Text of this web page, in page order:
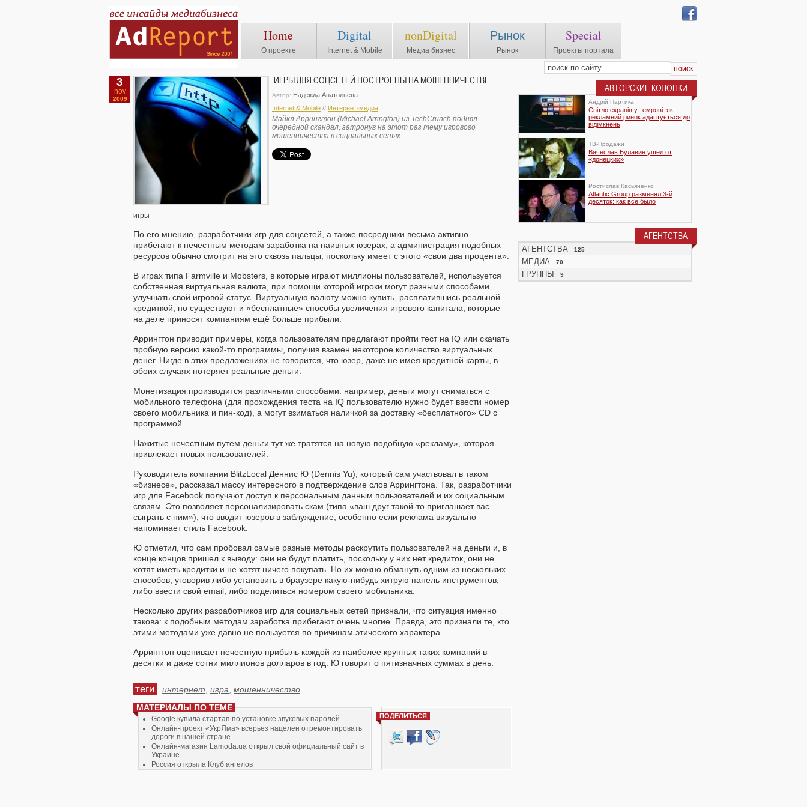
Home
О проекте
Digital
Internet & Mobile
nonDigital
Медиа бизнес
Рынок
Рынок
Special
Проекты портала
3
nov
2009
игры
ИГРЫ ДЛЯ СОЦСЕТЕЙ ПОСТРОЕНЫ НА МОШЕННИЧЕСТВЕ
Автор: Надежда Анатольева
Internet & Mobile // Интернет-медиа
Майкл Аррингтон (Michael Arrington) из TechCrunch поднял
очередной скандал, затронув на этот раз тему игрового
мошенничества в социальных сетях.
По его мнению, разработчики игр для соцсетей, а также посредники весьма активно
прибегают к нечестным методам заработка на наивных юзерах, а администрация подобных
ресурсов обычно смотрит на это сквозь пальцы, поскольку имеет с этого «свои два процента».
В играх типа Farmville и Mobsters, в которые играют миллионы пользователей, используется
собственная виртуальная валюта, при помощи которой игроки могут разными способами
улучшать свой игровой статус. Виртуальную валюту можно купить, расплатившись реальной
кредиткой, но существуют и «бесплатные» способы увеличения игрового капитала, которые
на деле приносят компаниям ещё больше прибыли.
Аррингтон приводит примеры, когда пользователям предлагают пройти тест на IQ или скачать
пробную версию какой-то программы, получив взамен некоторое количество виртуальных
денег. Нигде в этих предложениях не говорится, что юзер, даже не имея кредитной карты, в
обоих случаях потеряет реальные деньги.
Монетизация производится различными способами: например, деньги могут сниматься с
мобильного телефона (для прохождения теста на IQ пользователю нужно будет ввести номер
своего мобильника и пин-код), а могут взиматься наличкой за доставку «бесплатного» CD с
программой.
Нажитые нечестным путeм деньги тут же тратятся на новую подобную «рекламу», которая
привлекает новых пользователей.
Руководитель компании BlitzLocal Деннис Ю (Dennis Yu), который сам участвовал в таком
«бизнесе», рассказал массу интересного в подтверждение слов Аррингтона. Так, разработчики
игр для Facebook получают доступ к персональным данным пользователей и их социальным
связям. Это позволяет персонализировать скам (типа «ваш друг такой-то приглашает вас
сыграть с ним»), что вводит юзеров в заблуждение, особенно если реклама визуально
напоминает стиль Facebook.
Ю отметил, что сам пробовал самые разные методы раскрутить пользователей на деньги и, в
конце концов пришел к выводу: они не будут платить, поскольку у них нет кредиток, они не
хотят иметь кредитки и не хотят ничего покупать. Но их можно обмануть одним из нескольких
способов, уговорив либо установить в браузере какую-нибудь хитрую панель инструментов,
либо ввести свой email, либо поделиться номером своего мобильника.
Несколько других разработчиков игр для социальных сетей признали, что ситуация именно
такова: к подобным методам заработка прибегают очень многие. Правда, это признали те, кто
этими методами уже давно не пользуется по причинам этического характера.
Аррингтон оценивает нечестную прибыль каждой из наиболее крупных таких компаний в
десятки и даже сотни миллионов долларов в год. Ю говорит о пятизначных суммах в день.
теги интернет игра мошенничество
МАТЕРИАЛЫ ПО ТЕМЕ
Google купила стартап по установке звуковых паролей
Онлайн-проект «УкрЯма» всерьез нацелен отремонтировать
дороги в нашей стране
Онлайн-магазин Lamoda.ua открыл свой официальный сайт в
Украине
Россия открыла Клуб ангелов
ПОДЕЛИТЬСЯ
АВТОРСКИЕ КОЛОНКИ
Андрій Партика
Світло екранів у темряві: як
рекламний ринок адаптується до
відімкнень
TВ-Продажи
Вячеслав Булавин ушел от
«донецких»
Ростислав Касьяненко
Atlantic Group разменял 3-й
десяток: как всё было
АГЕНТСТВА
АГЕНТСТВА 125
МЕДИА 70
ГРУППЫ 9